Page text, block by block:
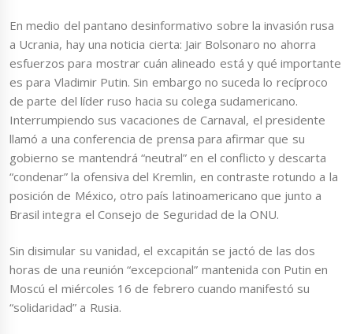
En medio del pantano desinformativo sobre la invasión rusa
a Ucrania, hay una noticia cierta: Jair Bolsonaro no ahorra
esfuerzos para mostrar cuán alineado está y qué importante
es para Vladimir Putin. Sin embargo no suceda lo recíproco
de parte del líder ruso hacia su colega sudamericano.
Interrumpiendo sus vacaciones de Carnaval, el presidente
llamó a una conferencia de prensa para afirmar que su
gobierno se mantendrá “neutral” en el conflicto y descarta
“condenar” la ofensiva del Kremlin, en contraste rotundo a la
posición de México, otro país latinoamericano que junto a
Brasil integra el Consejo de Seguridad de la ONU.
Sin disimular su vanidad, el excapitán se jactó de las dos
horas de una reunión “excepcional” mantenida con Putin en
Moscú el miércoles 16 de febrero cuando manifestó su
“solidaridad” a Rusia.